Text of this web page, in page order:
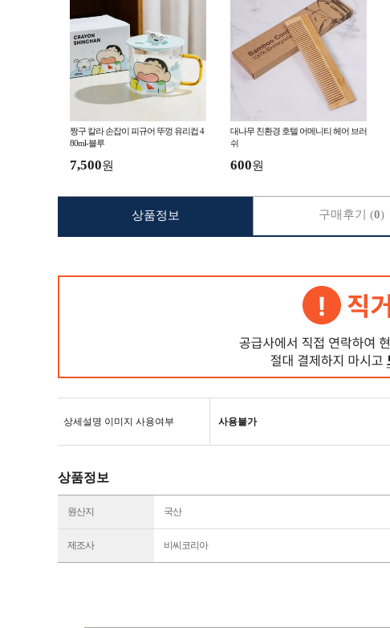
짱구 칼라 손잡이 피규어 뚜껑 유리컵 4
80ml-블루
7,500원
대나무 친환경 호텔 어메니티 헤어 브러
쉬
600원
상세설명 이미지 사용여부 사용불가
상품정보
원산지 국산
제조사 비씨코리아
상품정보 구매후기 (0)